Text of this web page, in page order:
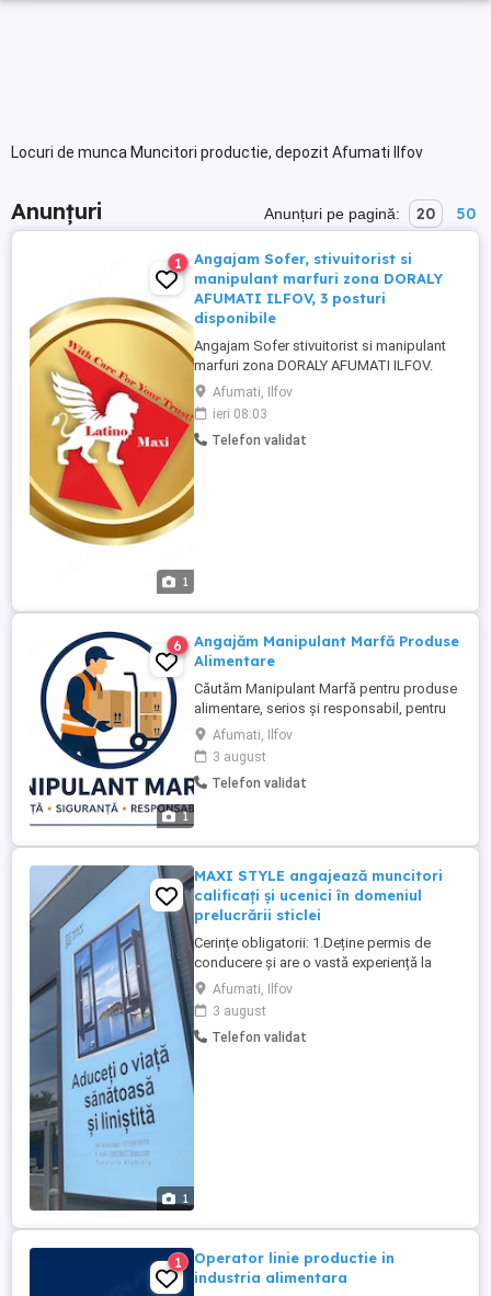
Locuri de munca Muncitori productie, depozit Afumati Ilfov
Anunțuri Anunțuri pe pagină: 20 50
1
1
Angajam Sofer, stivuitorist si
manipulant marfuri zona DORALY
AFUMATI ILFOV, 3 posturi
disponibile
Angajam Sofer stivuitorist si manipulant
marfuri zona DORALY AFUMATI ILFOV.
ATENTIE SUNT 3 POSTURI DISPONIBILE !
Vei fi responsabil cu: pregatirea marfii
conform comenzilor primite; pregatirea
paletilor pentru transport (infoliere si
Afumati, Ilfov
ieri 08:03
Telefon validat
1
6
Angajăm Manipulant Marfă Produse
Alimentare
Căutăm Manipulant Marfă pentru produse
alimentare, serios și responsabil, pentru
activitate în depozit. Responsabilități: *
Încărcarea și descărcarea mărfii *
Manipularea și aranjarea produselor
alimentare în depozit * Verificarea
Afumati, Ilfov
3 august
Telefon validat
1
MAXI STYLE angajează muncitori
calificați și ucenici în domeniul
prelucrării sticlei
Cerințe obligatorii: 1.Deține permis de
conducere și are o vastă experiență la
volan. 2.Muncitorii calificați trebuie să aibă
cel puțin doi ani de experiență
profesională în calitate de lucrători
independenți. Salariul se negociază
Afumati, Ilfov
3 august
Telefon validat
1
Operator linie productie in
industria alimentara